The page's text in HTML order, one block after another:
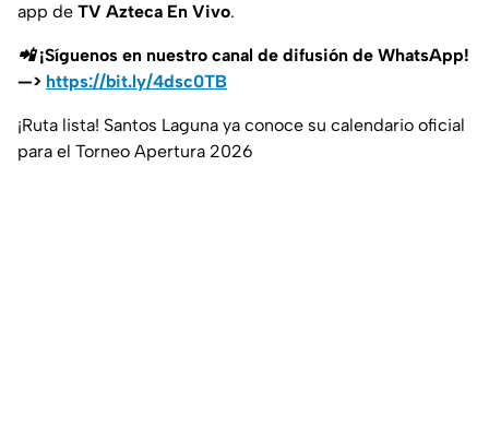
app de TV Azteca En Vivo.
📲 ¡Síguenos en nuestro canal de difusión de WhatsApp!
—> https://bit.ly/4dsc0TB
¡Ruta lista! Santos Laguna ya conoce su calendario oficial
para el Torneo Apertura 2026